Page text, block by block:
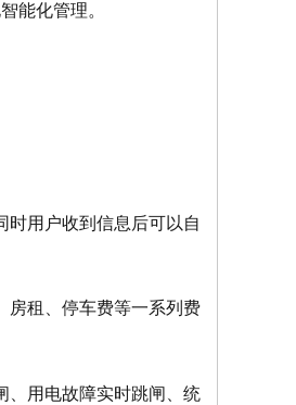
能化管理。
时用户收到信息后可以自
房租、停车费等一系列费
、用电故障实时跳闸、统